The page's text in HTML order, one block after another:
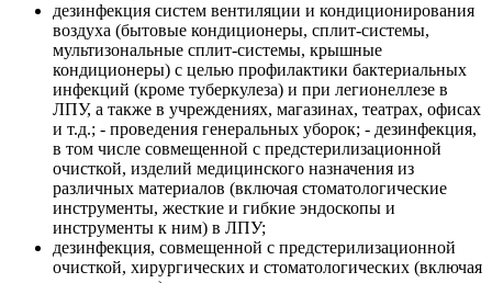
дезинфекция систем вентиляции и кондиционирования
воздуха (бытовые кондиционеры, сплит-системы,
мультизональные сплит-системы, крышные
кондиционеры) с целью профилактики бактериальных
инфекций (кроме туберкулеза) и при легионеллезе в
ЛПУ, а также в учреждениях, магазинах, театрах, офисах
и т.д.; - проведения генеральных уборок; - дезинфекция,
в том числе совмещенной с предстерилизационной
очисткой, изделий медицинского назначения из
различных материалов (включая стоматологические
инструменты, жесткие и гибкие эндоскопы и
инструменты к ним) в ЛПУ;
дезинфекция, совмещенной с предстерилизационной
очисткой, хирургических и стоматологических (включая